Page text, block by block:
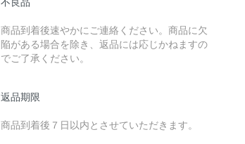
商品到着後速やかにご連絡ください。商品に欠
陥がある場合を除き、返品には応じかねますの
でご了承ください。
返品期限
商品到着後７日以内とさせていただきます。